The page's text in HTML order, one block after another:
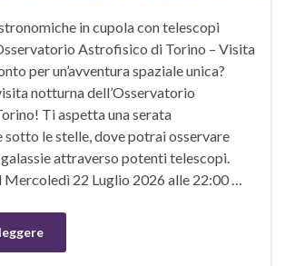
in cupola con telescopi
Astrofisico di Torino – Visita
per un’avventura spaziale unica?
notturna dell’Osservatorio
Ti aspetta una serata
le stelle, dove potrai osservare
attraverso potenti telescopi.
Mercoledì 22 Luglio 2026 alle 22:00 …